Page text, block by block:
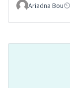
Ariadna Bou